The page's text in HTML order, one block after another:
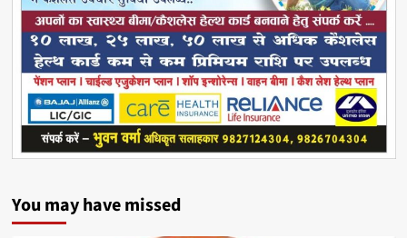
You may have missed